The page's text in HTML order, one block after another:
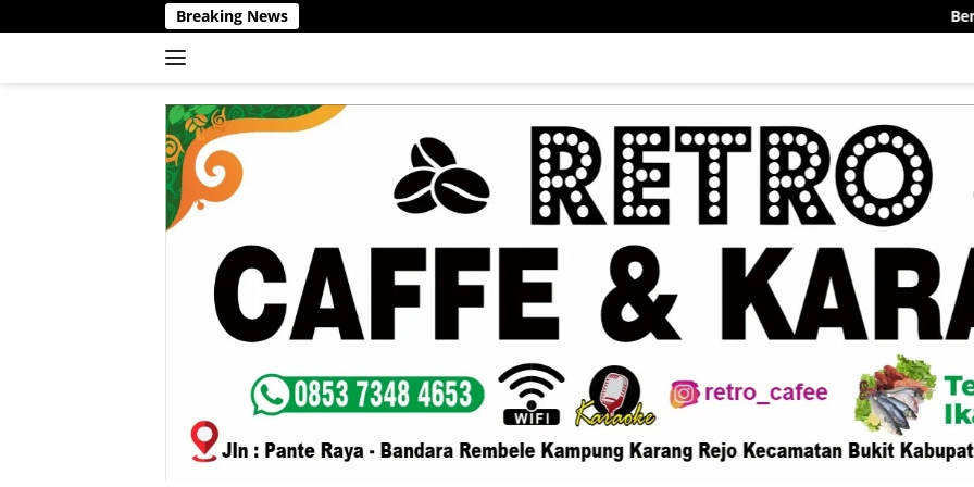
ke
Breaking News Bener Meriah Siap